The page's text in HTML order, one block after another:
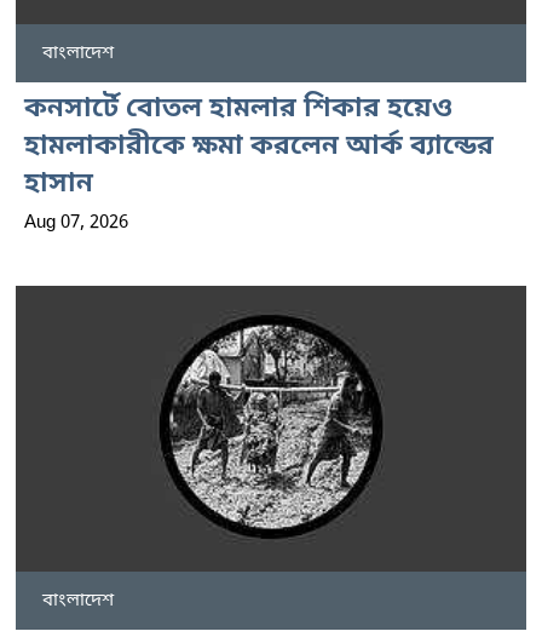
বাংলাদেশ
কনসার্টে বোতল হামলার শিকার হয়েও
হামলাকারীকে ক্ষমা করলেন আর্ক ব্যান্ডের
হাসান
Aug 07, 2026
বাংলাদেশ